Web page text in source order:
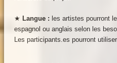
★ Langue : les artistes pourront
espagnol ou anglais selon les
Les participants.es pourront